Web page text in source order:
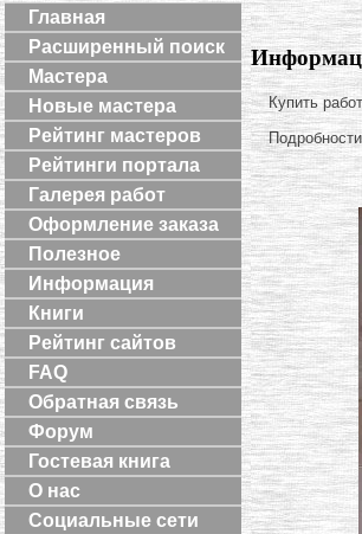
Главная
Расширенный поиск
Мастера
Новые мастера
Рейтинг мастеров
Рейтинги портала
Галерея работ
Оформление заказа
Полезное
Информация
Книги
Рейтинг сайтов
FAQ
Обратная связь
Форум
Гостевая книга
О нас
Социальные сети
Купить